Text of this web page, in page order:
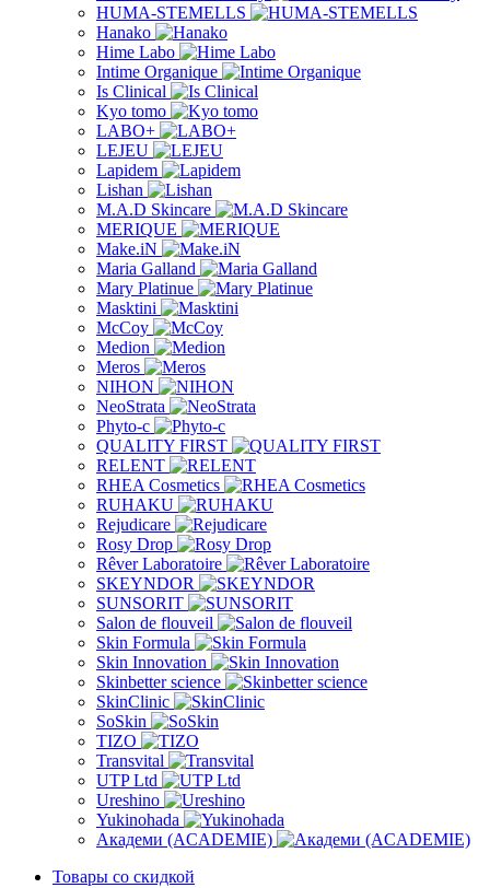
HUMA-STEMELLS
Hanako
Hime Labo
Intime Organique
Is Clinical
Kyo tomo
LABO+
LEJEU
Lapidem
Lishan
M.A.D Skincare
MERIQUE
Make.iN
Maria Galland
Mary Platinue
Masktini
McCoy
Medion
Meros
NIHON
NeoStrata
Phyto-c
QUALITY FIRST
RELENT
RHEA Cosmetics
RUHAKU
Rejudicare
Rosy Drop
Rêver Laboratoire
SKEYNDOR
SUNSORIT
Salon de flouveil
Skin Formula
Skin Innovation
Skinbetter science
SkinСlinic
SoSkin
TIZO
Transvital
UTP Ltd
Ureshino
Yukinohada
Академи (ACADEMIE)
Товары со скидкой